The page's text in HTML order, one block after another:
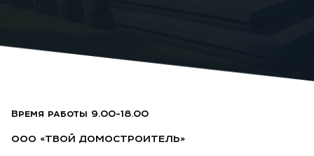
Время работы 9.00-18.00
ООО «ТВОЙ ДОМОСТРОИТЕЛЬ»